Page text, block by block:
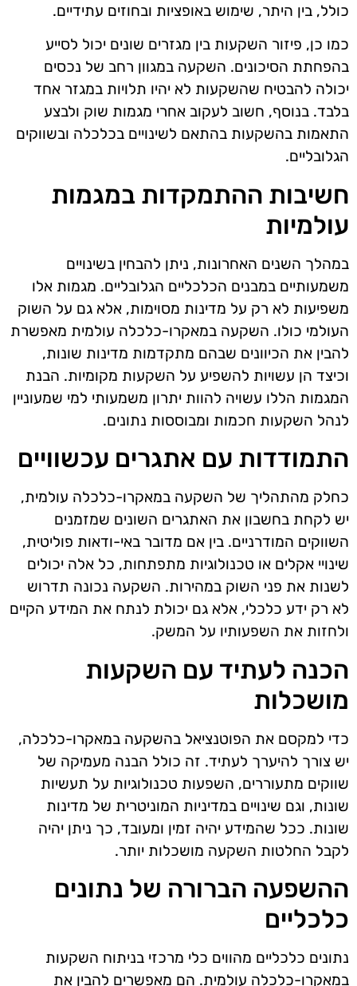
כולל, בין היתר, שימוש באופציות ובחוזים עתידיים.
כמו כן, פיזור השקעות בין מגזרים שונים יכול לסייע
בהפחתת הסיכונים. השקעה במגוון רחב של נכסים
יכולה להבטיח שהשקעות לא יהיו תלויות במגזר אחד
בלבד. בנוסף, חשוב לעקוב אחרי מגמות שוק ולבצע
התאמות בהשקעות בהתאם לשינויים בכלכלה ובשווקים
הגלובליים.
חשיבות ההתמקדות במגמות
עולמיות
במהלך השנים האחרונות, ניתן להבחין בשינויים
משמעותיים במבנים הכלכליים הגלובליים. מגמות אלו
משפיעות לא רק על מדינות מסוימות, אלא גם על השוק
העולמי כולו. השקעה במאקרו-כלכלה עולמית מאפשרת
להבין את הכיוונים שבהם מתקדמות מדינות שונות,
וכיצד הן עשויות להשפיע על השקעות מקומיות. הבנת
המגמות הללו עשויה להוות יתרון משמעותי למי שמעוניין
לנהל השקעות חכמות ומבוססות נתונים.
התמודדות עם אתגרים עכשוויים
כחלק מהתהליך של השקעה במאקרו-כלכלה עולמית,
יש לקחת בחשבון את האתגרים השונים שמזמנים
השווקים המודרניים. בין אם מדובר באי-ודאות פוליטית,
שינויי אקלים או טכנולוגיות מתפתחות, כל אלה יכולים
לשנות את פני השוק במהירות. השקעה נכונה תדרוש
לא רק ידע כלכלי, אלא גם יכולת לנתח את המידע הקיים
ולחזות את השפעותיו על המשק.
הכנה לעתיד עם השקעות
מושכלות
כדי למקסם את הפוטנציאל בהשקעה במאקרו-כלכלה,
יש צורך להיערך לעתיד. זה כולל הבנה מעמיקה של
שווקים מתעוררים, השפעות טכנולוגיות על תעשיות
שונות, וגם שינויים במדיניות המוניטרית של מדינות
שונות. ככל שהמידע יהיה זמין ומעובד, כך ניתן יהיה
לקבל החלטות השקעה מושכלות יותר.
ההשפעה הברורה של נתונים
כלכליים
נתונים כלכליים מהווים כלי מרכזי בניתוח השקעות
במאקרו-כלכלה עולמית. הם מאפשרים להבין את